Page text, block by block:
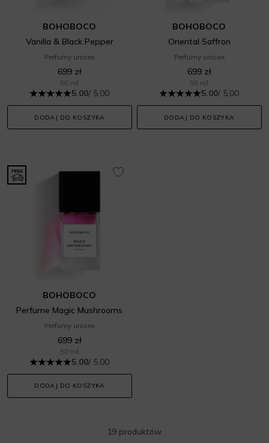
BOHOBOCO
Vanilla & Black Pepper
Perfumy unisex
699 zł
50 ml
5.00/ 5.00
DODAJ DO KOSZYKA
BOHOBOCO
Oriental Saffron
Perfumy unisex
699 zł
50 ml
5.00/ 5.00
DODAJ DO KOSZYKA
BOHOBOCO
Perfume Magic Mushrooms
Perfumy unisex
699 zł
50 ml
5.00/ 5.00
DODAJ DO KOSZYKA
19 produktów